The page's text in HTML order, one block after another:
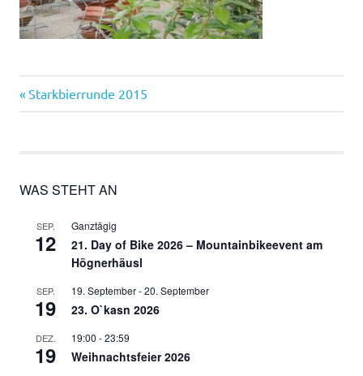
Beitragsnavigation
Vorheriger
Beitrag:
Starkbierrunde 2015
WAS STEHT AN
SEP.
12
Ganztägig
21. Day of Bike 2026 – Mountainbikeevent am
Högnerhäusl
SEP.
19
19. September-20. September
23. O`kasn 2026
DEZ.
19
19:00 -23:59
Weihnachtsfeier 2026